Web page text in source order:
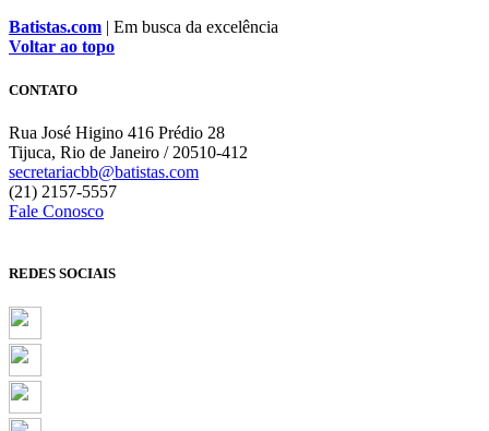
Batistas.com | Em busca da excelência
Voltar ao topo
CONTATO
Rua José Higino 416 Prédio 28
Tijuca, Rio de Janeiro / 20510-412
secretariacbb@batistas.com
(21) 2157-5557
Fale Conosco
REDES SOCIAIS